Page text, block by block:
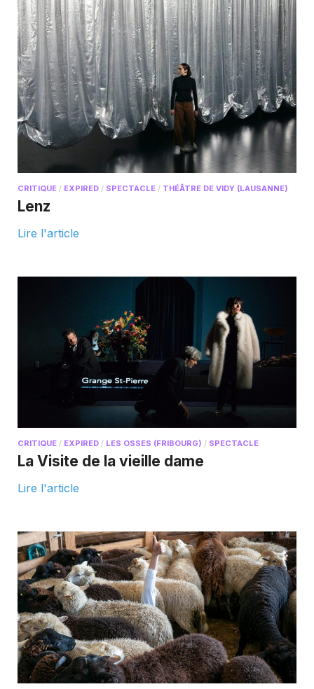
CRITIQUE / EXPIRED / SPECTACLE / THÉÂTRE DE VIDY (LAUSANNE)
Lenz
Lire l'article
CRITIQUE / EXPIRED / LES OSSES (FRIBOURG) / SPECTACLE
La Visite de la vieille dame
Lire l'article